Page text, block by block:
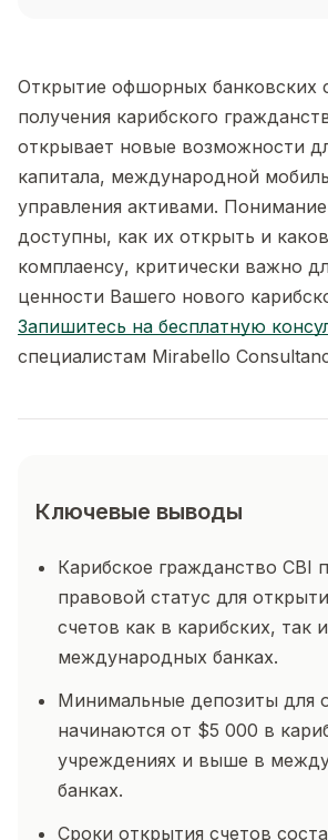
Открытие офшорных банковских
получения карибского
открывает новые возможности
капитала, международной
управления активами. Понимание
доступны, как их открыть и
комплаенсу, критически важно
ценности Вашего нового
Запишитесь на бесплатную
специалистам Mirabello
Ключевые выводы
Карибское гражданство CBI
правовой статус для
счетов как в карибских, так
международных банках.
Минимальные депозиты для
начинаются от $5 000 в
учреждениях и выше в
банках.
Сроки открытия счетов